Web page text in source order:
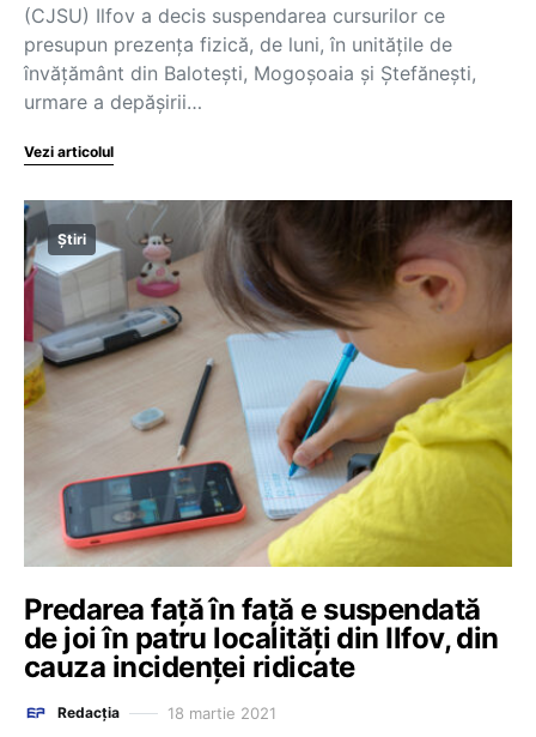
(CJSU) Ilfov a decis suspendarea cursurilor ce
presupun prezenţa fizică, de luni, în unităţile de
învăţământ din Baloteşti, Mogoşoaia şi Ştefăneşti,
urmare a depăşirii…
Vezi articolul
Știri
Predarea față în față e suspendată
de joi în patru localități din Ilfov, din
cauza incidenței ridicate
Redacția 18 martie 2021